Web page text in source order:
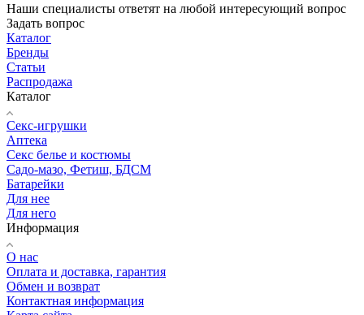
Наши специалисты ответят на любой интересующий вопрос
Задать вопрос
Каталог
Бренды
Статьи
Распродажа
Каталог
Секс-игрушки
Аптека
Секс белье и костюмы
Садо-мазо, Фетиш, БДСМ
Батарейки
Для нее
Для него
Информация
О нас
Оплата и доставка, гарантия
Обмен и возврат
Контактная информация